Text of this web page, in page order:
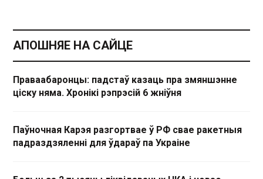
АПОШНЯЕ НА САЙЦЕ
Праваабаронцы: падстаў казаць пра змяншэнне
ціску няма. Хронікі рэпрэсій 6 жніўня
Паўночная Карэя разгортвае ў РФ свае ракетныя
падраздзяленні для ўдараў па Украіне